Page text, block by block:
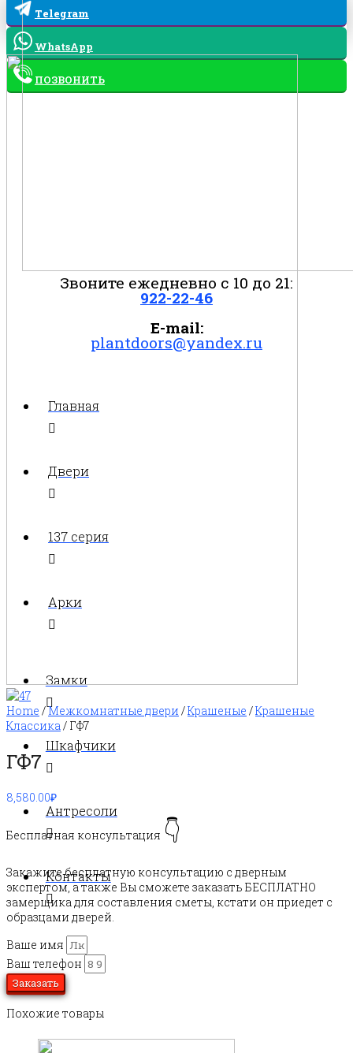
Звоните ежедневно с 10 до 21:
922-22-46
E-mail:
plantdoors@yandex.ru
Главная
Двери
137 серия
Арки
Замки
Шкафчики
Антресоли
Контакты
Telegram
WhatsApp
ПОЗВОНИТЬ
Home /Межкомнатные двери /Крашеные /Крашеные
Классика/ ГФ7
ГФ7
8,580.00₽
Бесплатная консультация 👇
Закажите бесплатную консультацию с дверным
экспертом, а также Вы сможете заказать БЕСПЛАТНО
замерщика для составления сметы, кстати он приедет с
образцами дверей.
Ваше имя
Ваш телефон
Заказать
Похожие товары